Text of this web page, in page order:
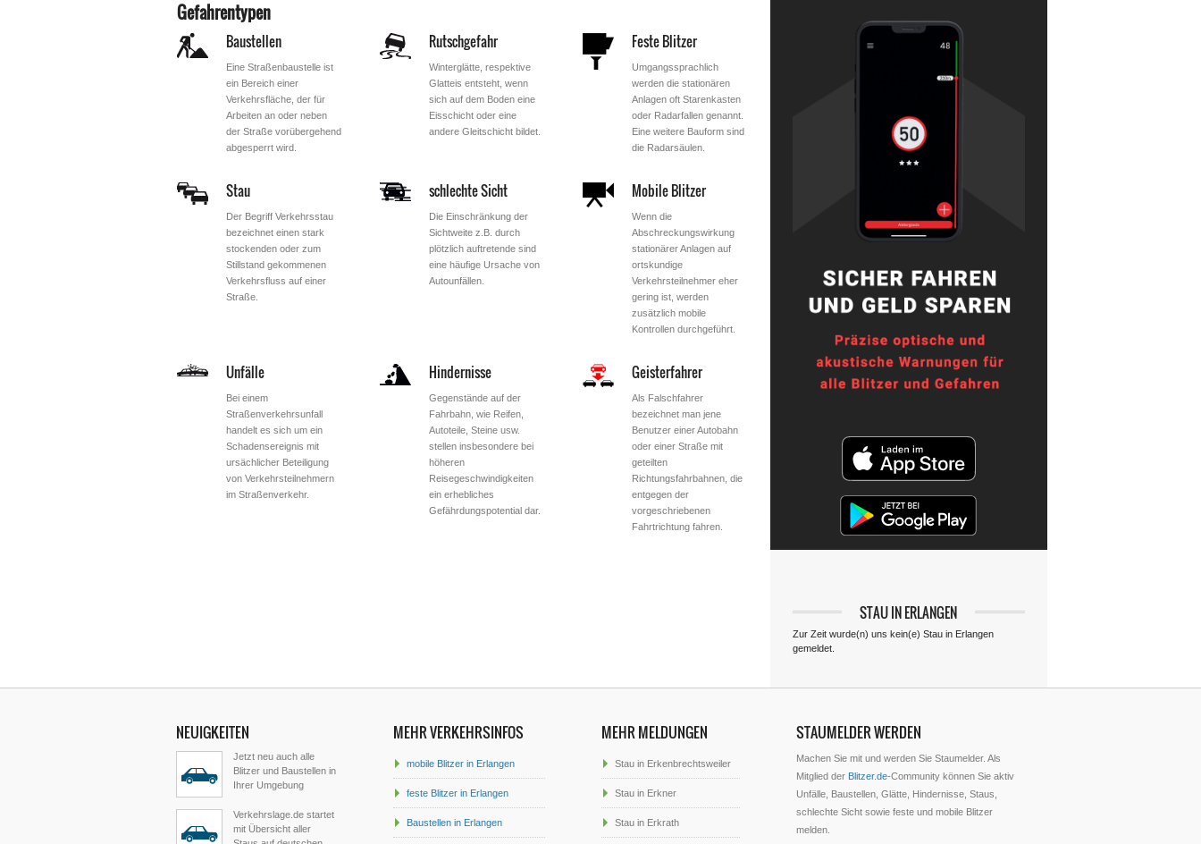
Gefahrentypen
Baustellen
Eine Straßenbaustelle ist
ein Bereich einer
Verkehrsfläche, der für
Arbeiten an oder neben
der Straße vorübergehend
abgesperrt wird.
Rutschgefahr
Winterglätte, respektive
Glatteis entsteht, wenn
sich auf dem Boden eine
Eisschicht oder eine
andere Gleitschicht bildet.
Feste Blitzer
Umgangssprachlich
werden die stationären
Anlagen oft Starenkasten
oder Radarfallen genannt.
Eine weitere Bauform sind
die Radarsäulen.
Stau
Der Begriff Verkehrsstau
bezeichnet einen stark
stockenden oder zum
Stillstand gekommenen
Verkehrsfluss auf einer
Straße.
schlechte Sicht
Die Einschränkung der
Sichtweite z.B. durch
plötzlich auftretende sind
eine häufige Ursache von
Autounfällen.
Mobile Blitzer
Wenn die
Abschreckungswirkung
stationärer Anlagen auf
ortskundige
Verkehrsteilnehmer eher
gering ist, werden
zusätzlich mobile
Kontrollen durchgeführt.
Unfälle
Bei einem
Straßenverkehrsunfall
handelt es sich um ein
Schadensereignis mit
ursächlicher Beteiligung
von Verkehrsteilnehmern
im Straßenverkehr.
Hindernisse
Gegenstände auf der
Fahrbahn, wie Reifen,
Autoteile, Steine usw.
stellen insbesondere bei
höheren
Reisegeschwindigkeiten
ein erhebliches
Gefährdungspotential dar.
Geisterfahrer
Als Falschfahrer
bezeichnet man jene
Benutzer einer Autobahn
oder einer Straße mit
geteilten
Richtungsfahrbahnen, die
entgegen der
vorgeschriebenen
Fahrtrichtung fahren.
STAU IN ERLANGEN
Zur Zeit wurde(n) uns kein(e) Stau in Erlangen
gemeldet.
NEUIGKEITEN
Jetzt neu auch alle
Blitzer und Baustellen in
Ihrer Umgebung
Verkehrslage.de startet
mit Übersicht aller
MEHR VERKEHRSINFOS
mobile Blitzer in Erlangen
feste Blitzer in Erlangen
Baustellen in Erlangen
MEHR MELDUNGEN
Stau in Erkenbrechtsweiler
Stau in Erkner
Stau in Erkrath
STAUMELDER WERDEN
Machen Sie mit und werden Sie Staumelder. Als
Mitglied der Blitzer.de-Community können Sie aktiv
Unfälle, Baustellen, Glätte, Hindernisse, Staus,
schlechte Sicht sowie feste und mobile Blitzer
melden.